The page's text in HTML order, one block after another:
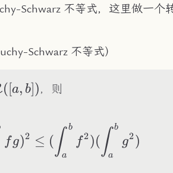
Schwarz 不等式，这里做一个
Schwarz 不等式）
([a, b])，则
fg)2 ≤ ( ∫a
b
f2)( ∫a
b
g2)